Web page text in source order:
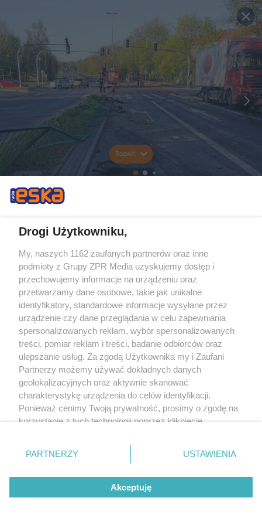
Rozwiń
Drogi Użytkowniku,
My, naszych 1162 zaufanych partnerów oraz inne
podmioty z Grupy ZPR Media uzyskujemy dostęp i
przechowujemy informacje na urządzeniu oraz
przetwarzamy dane osobowe, takie jak unikalne
identyfikatory, standardowe informacje wysyłane przez
urządzenie czy dane przeglądania w celu zapewniania
spersonalizowanych reklam, wybór spersonalizowanych
treści, pomiar reklam i treści, badanie odbiorców oraz
ulepszanie usług. Za zgodą Użytkownika my i Zaufani
Partnerzy możemy używać dokładnych danych
geolokalizacyjnych oraz aktywnie skanować
charakterystykę urządzenia do celów identyfikacji.
Ponieważ cenimy Twoją prywatność, prosimy o zgodę na
korzystanie z tych technologii poprzez kliknięcie
zmienić/wycofać klikając przycisk ustawień prywatności
znajdujący się w lewym dolnym rogu strony
rodzaje przetwarzania danych nie wymagają zgody
użytkownika, ale masz prawo sprzeciwić się takiemu
przetwarzaniu. Preferencje będą miały zastosowanie tylko
PARTNERZY USTAWIENIA
Akceptuję